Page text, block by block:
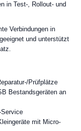
in Test-, Rollout- und
Verbindungen in
und unterstützt
Prüfplätze
Bestandsgeräten an
mit Micro-